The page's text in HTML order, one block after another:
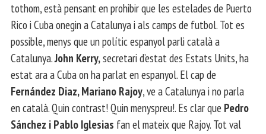
tothom, està pensant en prohibir que les estelades de Puerto
Rico i Cuba onegin a Catalunya i als camps de futbol. Tot es
possible, menys que un polític espanyol parli català a
Catalunya.John Kerry,secretari d’estat des Estats Units, ha
estat ara a Cuba on ha parlat en espanyol. El cap de
Fernández Diaz, Mariano Rajoy, ve a Catalunya i no parla
en català. Quin contrast! Quin menyspreu!. Es clar que Pedro
Sánchez i Pablo Iglesias fan el mateix que Rajoy. Tot val